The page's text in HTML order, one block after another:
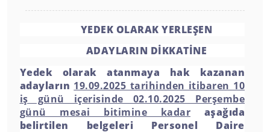
YEDEK OLARAK YERLEŞEN
ADAYLARIN DİKKATİNE
Yedek olarak atanmaya hak kazanan
adayların 19.09.2025 tarihinden itibaren 10
iş günü içerisinde 02.10.2025 Perşembe
günü mesai bitimine kadar aşağıda
belirtilen belgeleri Personel Daire